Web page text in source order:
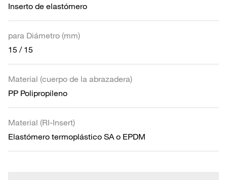
Inserto de elastómero
para Diámetro (mm)
15 / 15
Material (cuerpo de la abrazadera)
PP Polipropileno
Material (RI-Insert)
Elastómero termoplástico SA o EPDM